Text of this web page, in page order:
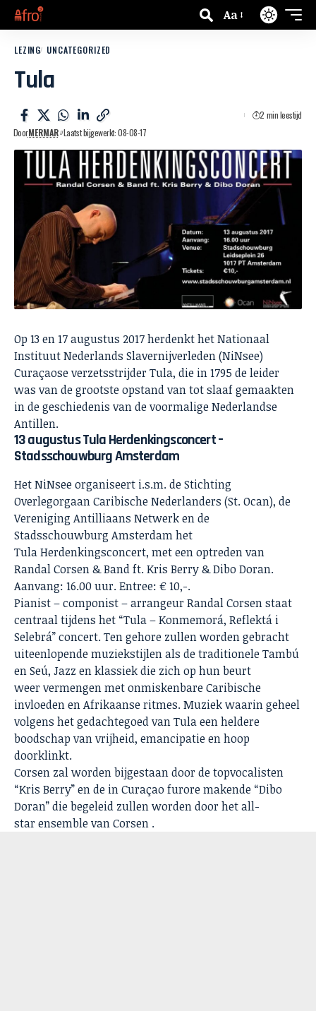
Aa
LEZING UNCATEGORIZED
Tula
DoorMERMAR Laatst bijgewerkt: 08-08-17
2 min leestijd
Op 13 en 17 augustus 2017 herdenkt het Nationaal
Instituut Nederlands Slavernijverleden (NiNsee)
Curaçaose verzetsstrijder Tula, die in 1795 de leider
was van de grootste opstand van tot slaaf gemaakten
in de geschiedenis van de voormalige Nederlandse
Antillen.
13 augustus Tula Herdenkingsconcert –
Stadsschouwburg Amsterdam
Het NiNsee organiseert i.s.m. de Stichting
Overlegorgaan Caribische Nederlanders (St. Ocan), de
Vereniging Antilliaans Netwerk en de
Stadsschouwburg Amsterdam het
Tula Herdenkingsconcert, met een optreden van
Randal Corsen & Band ft. Kris Berry & Dibo Doran.
Aanvang: 16.00 uur. Entree: € 10,-.
Pianist – componist – arrangeur Randal Corsen staat
centraal tijdens het “Tula – Konmemorá, Reflektá i
Selebrá” concert. Ten gehore zullen worden gebracht
uiteenlopende muziekstijlen als de traditionele Tambú
en Seú, Jazz en klassiek die zich op hun beurt
weer vermengen met onmiskenbare Caribische
invloeden en Afrikaanse ritmes. Muziek waarin geheel
volgens het gedachtegoed van Tula een heldere
boodschap van vrijheid, emancipatie en hoop
doorklinkt.
Corsen zal worden bijgestaan door de topvocalisten
“Kris Berry” en de in Curaçao furore makende “Dibo
Doran” die begeleid zullen worden door het all-
star ensemble van Corsen .